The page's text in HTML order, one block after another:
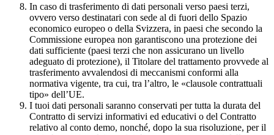
In caso di trasferimento di dati personali verso paesi terzi,
ovvero verso destinatari con sede al di fuori dello Spazio
economico europeo o della Svizzera, in paesi che secondo la
Commissione europea non garantiscono una protezione dei
dati sufficiente (paesi terzi che non assicurano un livello
adeguato di protezione), il Titolare del trattamento provvede al
trasferimento avvalendosi di meccanismi conformi alla
normativa vigente, tra cui, tra l’altro, le «clausole contrattuali
tipo» dell’UE.
I tuoi dati personali saranno conservati per tutta la durata del
Contratto di servizi informativi ed educativi o del Contratto
relativo al conto demo, nonché, dopo la sua risoluzione, per il